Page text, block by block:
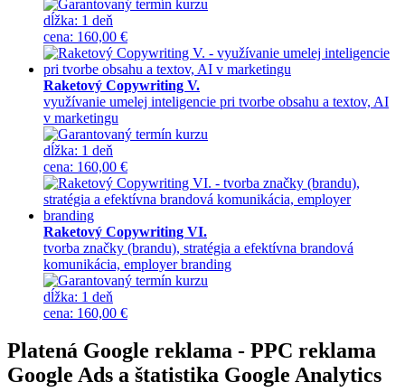
dĺžka: 1 deň
cena: 160,00 €
Raketový Copywriting V.
využívanie umelej inteligencie pri tvorbe obsahu a textov, AI
v marketingu
dĺžka: 1 deň
cena: 160,00 €
Raketový Copywriting VI.
tvorba značky (brandu), stratégia a efektívna brandová
komunikácia, employer branding
dĺžka: 1 deň
cena: 160,00 €
Platená Google reklama - PPC reklama
Google Ads a štatistika Google Analytics